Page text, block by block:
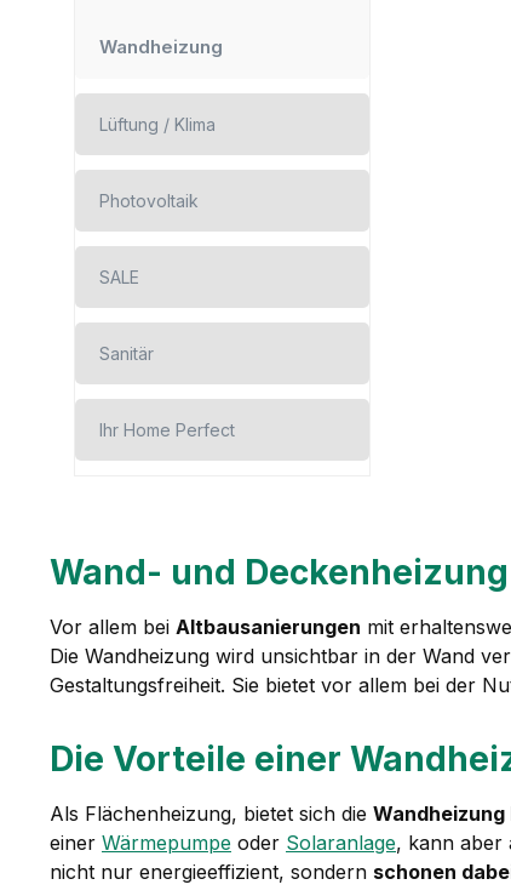
Wandheizung
Lüftung / Klima
Photovoltaik
SALE
Sanitär
Ihr Home Perfect
Wand- und Deckenheizung
Vor allem bei Altbausanierungen mit
Die Wandheizung wird unsichtbar in der Wand
Gestaltungsfreiheit. Sie bietet vor allem bei der
Die Vorteile einer
Als Flächenheizung, bietet sich die
einer Wärmepumpe oder Solaranlage, kann aber
nicht nur energieeffizient, sondern schonen